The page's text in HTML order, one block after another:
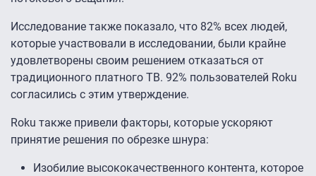
Исследование также показало, что 82% всех людей,
которые участвовали в исследовании, были крайне
удовлетворены своим решением отказаться от
традиционного платного ТВ. 92% пользователей Roku
согласились с этим утверждение.
Roku также привели факторы, которые ускоряют
принятие решения по обрезке шнура:
Изобилие высококачественного контента, которое